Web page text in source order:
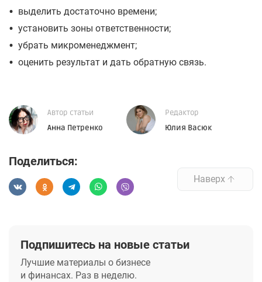
• выделить достаточно времени;
• установить зоны ответственности;
• убрать микроменеджмент;
• оценить результат и дать обратную связь.
Автор статьи
Анна Петренко
Редактор
Юлия Васюк
Поделиться:
Наверх
Подпишитесь на новые статьи
Лучшие материалы о бизнесе
и финансах. Раз в неделю.